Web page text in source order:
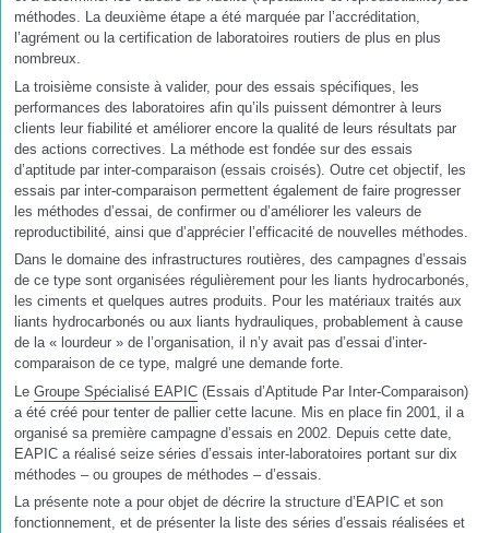
méthodes. La deuxième étape a été marquée par l’accréditation,
l’agrément ou la certification de laboratoires routiers de plus en plus
nombreux.
La troisième consiste à valider, pour des essais spécifiques, les
performances des laboratoires afin qu’ils puissent démontrer à leurs
clients leur fiabilité et améliorer encore la qualité de leurs résultats par
des actions correctives. La méthode est fondée sur des essais
d’aptitude par inter-comparaison (essais croisés). Outre cet objectif, les
essais par inter-comparaison permettent également de faire progresser
les méthodes d’essai, de confirmer ou d’améliorer les valeurs de
reproductibilité, ainsi que d’apprécier l’efficacité de nouvelles méthodes.
Dans le domaine des infrastructures routières, des campagnes d’essais
de ce type sont organisées régulièrement pour les liants hydrocarbonés,
les ciments et quelques autres produits. Pour les matériaux traités aux
liants hydrocarbonés ou aux liants hydrauliques, probablement à cause
de la « lourdeur » de l’organisation, il n’y avait pas d’essai d’inter-
comparaison de ce type, malgré une demande forte.
Le Groupe Spécialisé EAPIC (Essais d’Aptitude Par Inter-Comparaison)
a été créé pour tenter de pallier cette lacune. Mis en place fin 2001, il a
organisé sa première campagne d’essais en 2002. Depuis cette date,
EAPIC a réalisé seize séries d’essais inter-laboratoires portant sur dix
méthodes – ou groupes de méthodes – d’essais.
La présente note a pour objet de décrire la structure d’EAPIC et son
fonctionnement, et de présenter la liste des séries d’essais réalisées et